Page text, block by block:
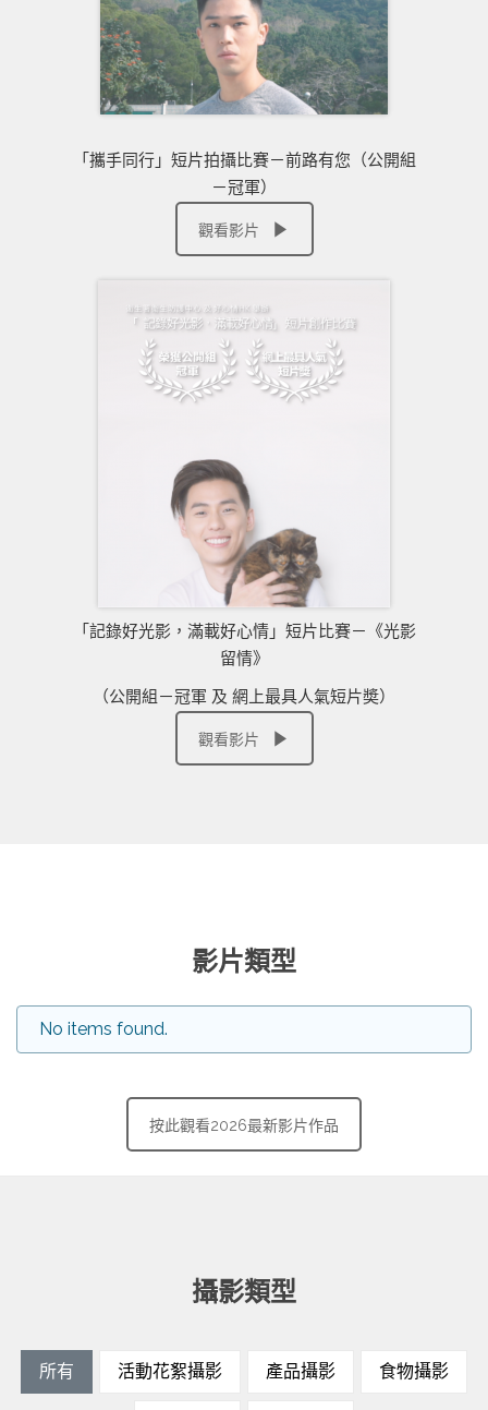
「攜手同行」短片拍攝比賽－前路有您（公開組
－冠軍）
觀看影片
「記錄好光影，滿載好心情」短片比賽－《光影
留情》
（公開組－冠軍 及 網上最具人氣短片奬）
觀看影片
影片類型
No items found.
按此觀看2026最新影片作品
攝影類型
所有 活動花絮攝影 產品攝影 食物攝影